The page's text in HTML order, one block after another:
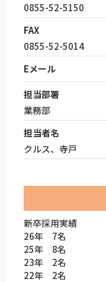
0855-52-5150
FAX
0855-52-5014
Eメール
担当部署
業務部
担当者名
クルス、寺戸
新卒採用実績
26年 7名
25年 8名
23年 2名
22年 2名